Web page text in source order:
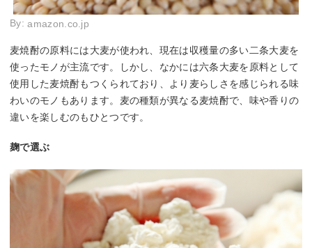
By:amazon.co.jp
麦焼酎の原料には大麦が使われ、現在は収穫量の多い二条大麦を
使ったモノが主流です。しかし、なかには六条大麦を原料として
使用した麦焼酎もつくられており、より麦らしさを感じられる味
わいのモノもあります。麦の種類が異なる麦焼酎で、味や香りの
違いを楽しむのもひとつです。
麹で選ぶ